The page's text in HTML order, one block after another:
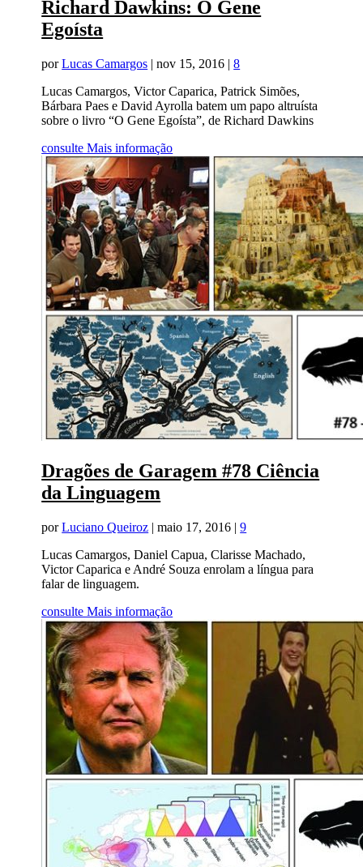
Richard Dawkins: O Gene
Egoísta
porLucas Camargos |nov 15, 2016 |8
Lucas Camargos, Victor Caparica, Patrick Simões,
Bárbara Paes e David Ayrolla batem um papo altruísta
sobre o livro “O Gene Egoísta”, de Richard Dawkins
consulte Mais informação
Dragões de Garagem #78 Ciência
da Linguagem
porLuciano Queiroz |maio 17, 2016 |9
Lucas Camargos, Daniel Capua, Clarisse Machado,
Victor Caparica e André Souza enrolam a língua para
falar de linguagem.
consulte Mais informação